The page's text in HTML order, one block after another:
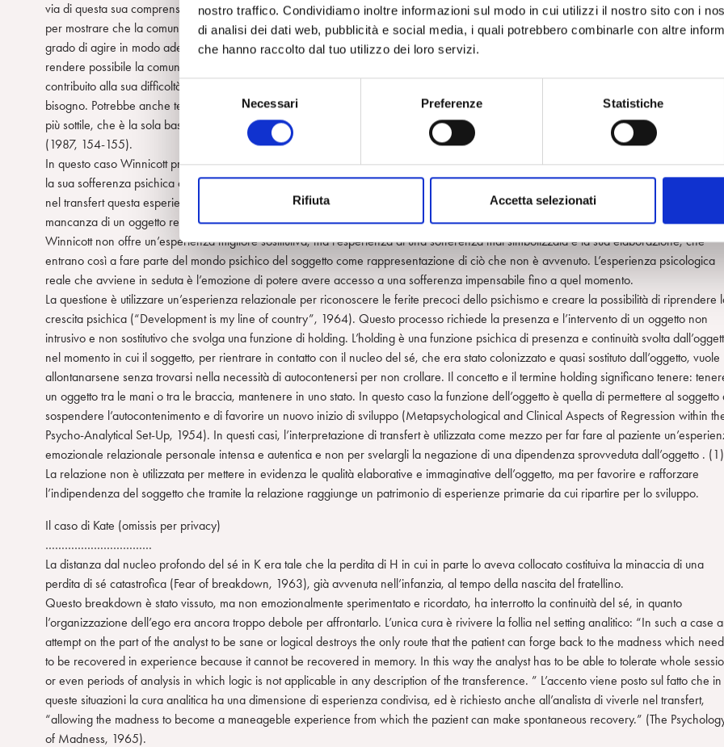
nostro traffico. Condividiamo inoltre informazioni sul modo in cui utilizzi il nostro sito con i
di analisi dei dati web, pubblicità e social media, i quali potrebbero combinarle con altre
che hanno raccolto dal tuo utilizzo dei loro servizi.
S
e
l
z
i
o
e
d
e
l
c
o
n
s
e
n
s
o
Necessari Preferenze Statistiche
Rifiuta Accetta selezionati
via di questa sua comprensione dei bisogni del figlio, che le deriva dall’essergli interamente dedicata, e la madre vorrebbe fare
per mostrare che la comunicazione ha avuto luogo. Io non sono abbastanza sensitivo né abbastanza orientato in tal senso da essere in
grado di agire in modo adeguato, e pertanto, nella situazione analitica attuale, io rientro nella categoria della madre che fallisce nel
rendere possibile la comunicazione. Nell’attuale rapporto, quindi, si ha l’esempio del fallimento originario da parte dell’ambiente che ha
contribuito alla sua difficoltà di comunicazione. Naturalmente, lei potrebbe sempre urlare richiamando in questo modo l’attenzione sul suo
bisogno. Potrebbe anche telefonare a sua madre e averne una risposta, ma questo rappresenta un fallimento a livello di comunicazione
più sottile, che è la sola base per comunicare che non violi il fatto dell’isolamento essenziale in cui si viene a trovare il singolo individuo.”
(1987, 154-155).
In questo caso Winnicott propone un modo di interpretare che non è consolatorio né di contenimento, ma mette il paziente in contatto
la sua sofferenza psichica di base, quella relativa all’esperienza infantile profonda di un oggetto non responsivo e gli permette di vivere
nel transfert questa esperienza psichica. Anzi, è proprio la possibilità di fare esperienza e conoscenza verbalizzata nel transfert di questa
mancanza di un oggetto responsivo capace di entrare in comunicazione con i messaggi non verbali del bambino a essere curativa:
Winnicott non offre un’esperienza migliore sostitutiva, ma l’esperienza di una sofferenza mai simbolizzata e la sua elaborazione, che
entrano così a fare parte del mondo psichico del soggetto come rappresentazione di ciò che non è avvenuto. L’esperienza psicologica
reale che avviene in seduta è l’emozione di potere avere accesso a una sofferenza impensabile fino a quel momento.
La questione è utilizzare un’esperienza relazionale per riconoscere le ferite precoci dello psichismo e creare la possibilità di riprendere
crescita psichica (“Development is my line of country”, 1964). Questo processo richiede la presenza e l’intervento di un oggetto non
intrusivo e non sostitutivo che svolga una funzione di holding. L’holding è una funzione psichica di presenza e continuità svolta
nel momento in cui il soggetto, per rientrare in contatto con il nucleo del sé, che era stato colonizzato e quasi sostituto dall’oggetto, vuole
allontanarsene senza trovarsi nella necessità di autocontenersi per non crollare. Il concetto e il termine holding significano tenere:
un oggetto tra le mani o tra le braccia, mantenere in uno stato. In questo caso la funzione dell’oggetto è quella di permettere al soggetto
sospendere l’autocontenimento e di favorire un nuovo inizio di sviluppo (Metapsychological and Clinical Aspects of Regression within
Psycho-Analytical Set-Up, 1954). In questi casi, l’interpretazione di transfert è utilizzata come mezzo per far fare al paziente
emozionale relazionale personale intensa e autentica e non per svelargli la negazione di una dipendenza sprovveduta dall’oggetto . (1)
La relazione non è utilizzata per mettere in evidenza le qualità elaborative e immaginative dell’oggetto, ma per favorire e rafforzare
l’indipendenza del soggetto che tramite la relazione raggiunge un patrimonio di esperienze primarie da cui ripartire per lo sviluppo.
Il caso di Kate (omissis per privacy)
……………………………
La distanza dal nucleo profondo del sé in K era tale che la perdita di H in cui in parte lo aveva collocato costituiva la minaccia di una
perdita di sé catastrofica (Fear of breakdown, 1963), già avvenuta nell’infanzia, al tempo della nascita del fratellino.
Questo breakdown è stato vissuto, ma non emozionalmente sperimentato e ricordato, ha interrotto la continuità del sé, in quanto
l’organizzazione dell’ego era ancora troppo debole per affrontarlo. L’unica cura è rivivere la follia nel setting analitico: “In such a case
attempt on the part of the analyst to be sane or logical destroys the only route that the patient can forge back to the madness which
to be recovered in experience because it cannot be recovered in memory. In this way the analyst has to be able to tolerate whole
or even periods of analysis in which logic is not applicable in any description of the transference. ” L’accento viene posto sul fatto che in
queste situazioni la cura analitica ha una dimensione di esperienza condivisa, ed è richiesto anche all’analista di viverle nel transfert,
“allowing the madness to become a maneageble experience from which the pazient can make spontaneous recovery.” (The
of Madness, 1965).